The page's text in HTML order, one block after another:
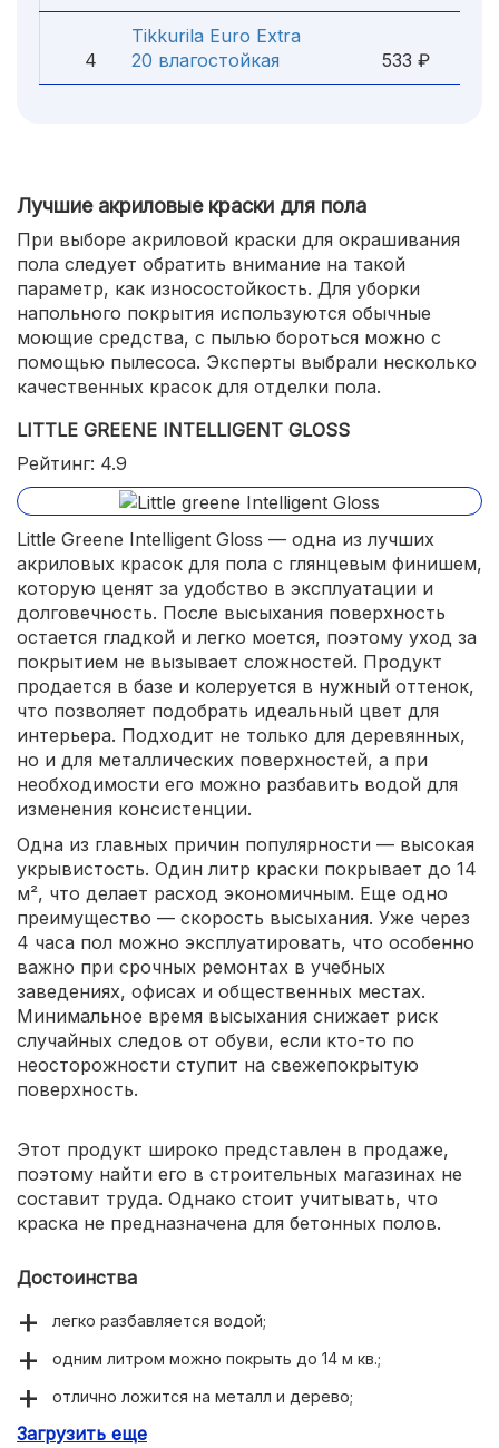
4
Tikkurila Euro Extra
20 влагостойкая
533 ₽
Лучшие акриловые краски для пола
При выборе акриловой краски для окрашивания
пола следует обратить внимание на такой
параметр, как износостойкость. Для уборки
напольного покрытия используются обычные
моющие средства, с пылью бороться можно с
помощью пылесоса. Эксперты выбрали несколько
качественных красок для отделки пола.
LITTLE GREENE INTELLIGENT GLOSS
Рейтинг: 4.9
Little Greene Intelligent Gloss — одна из лучших
акриловых красок для пола с глянцевым финишем,
которую ценят за удобство в эксплуатации и
долговечность. После высыхания поверхность
остается гладкой и легко моется, поэтому уход за
покрытием не вызывает сложностей. Продукт
продается в базе и колеруется в нужный оттенок,
что позволяет подобрать идеальный цвет для
интерьера. Подходит не только для деревянных,
но и для металлических поверхностей, а при
необходимости его можно разбавить водой для
изменения консистенции.
Одна из главных причин популярности — высокая
укрывистость. Один литр краски покрывает до 14
м², что делает расход экономичным. Еще одно
преимущество — скорость высыхания. Уже через
4 часа пол можно эксплуатировать, что особенно
важно при срочных ремонтах в учебных
заведениях, офисах и общественных местах.
Минимальное время высыхания снижает риск
случайных следов от обуви, если кто-то по
неосторожности ступит на свежепокрытую
поверхность.
Этот продукт широко представлен в продаже,
поэтому найти его в строительных магазинах не
составит труда. Однако стоит учитывать, что
краска не предназначена для бетонных полов.
Достоинства
легко разбавляется водой;
одним литром можно покрыть до 14 м кв.;
отлично ложится на металл и дерево;
высыхает за 4 часа.
Загрузить еще